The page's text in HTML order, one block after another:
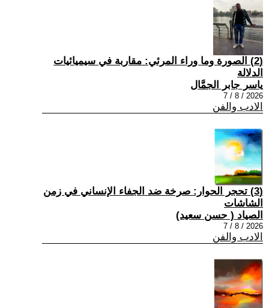
(2) الصورة وما وراء المرئي: مقاربة في سيميائيات
الدلالة
ياسر جابر الجمَّال
2026 / 8 / 7
الادب والفن
(3) تحجر الحوار: صرخة ضد الجفاء الإنساني في زمن
الشاشات
الصياد ‏( حسن سعيد‏)
2026 / 8 / 7
الادب والفن